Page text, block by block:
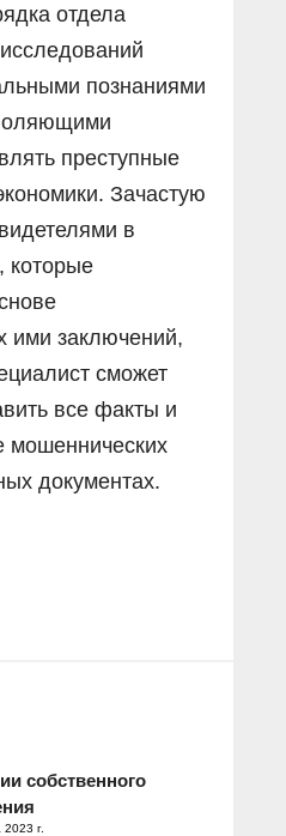
отдела
познаниями
преступные
Зачастую
в
которые
ими заключений,
сможет
все факты и
мошеннических
документах.
собственного
2023 г.